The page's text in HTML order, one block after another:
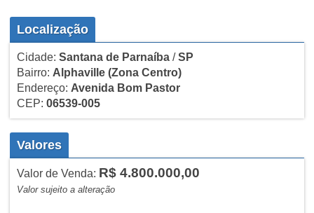
Localização
Cidade: Santana de Parnaíba/SP
Bairro: Alphaville (Zona Centro)
Endereço: Avenida Bom Pastor
CEP: 06539-005
Valores
Valor de Venda: R$ 4.800.000,00
Valor sujeito a alteração